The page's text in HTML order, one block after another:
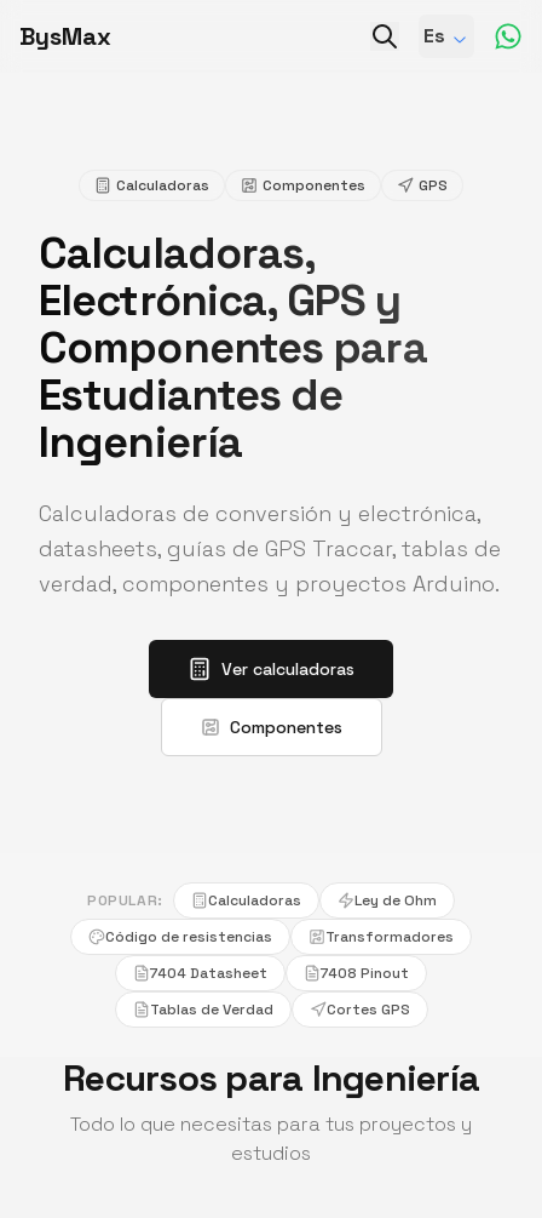
BysMax Es
Calculadoras Componentes GPS
Calculadoras,
Electrónica, GPS y
Componentes para
Estudiantes de
Ingeniería
Calculadoras de conversión y electrónica,
datasheets, guías de GPS Traccar, tablas de
verdad, componentes y proyectos Arduino.
Ver calculadoras
Componentes
POPULAR: Calculadoras
Ley de Ohm
Código de resistencias
Transformadores
7404 Datasheet
7408 Pinout
Tablas de Verdad
Cortes GPS
Recursos para Ingeniería
Todo lo que necesitas para tus proyectos y
estudios